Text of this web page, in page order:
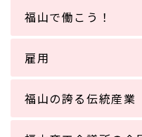
福山で働こう！
雇用
福山の誇る伝統産業